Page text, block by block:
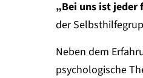
„Bei uns ist jeder
der
Neben dem
psychologische